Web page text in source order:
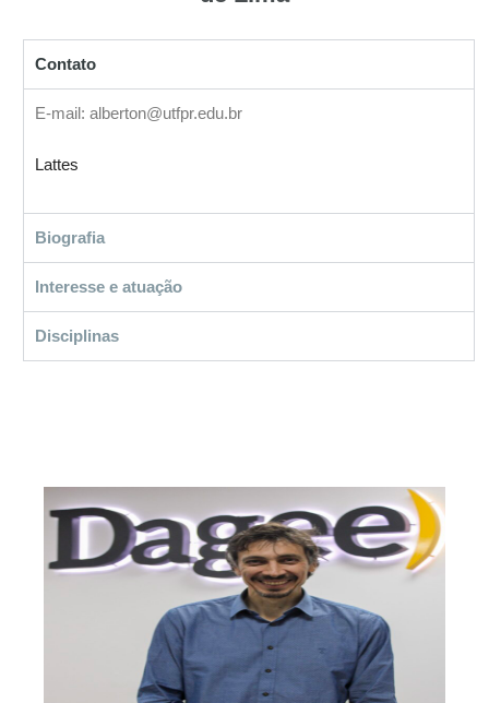
Contato
E-mail: alberton@utfpr.edu.br
Lattes
Biografia
Interesse e atuação
Disciplinas